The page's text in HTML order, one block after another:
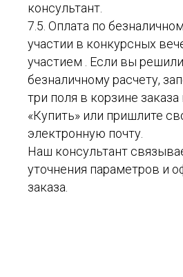
консультант.
7.5. Оплата по
участии в конкурсных
участием . Если вы
безналичному расчету,
три поля в корзине
«Купить» или пришлите
электронную почту.
Наш консультант
уточнения параметров и
заказа.